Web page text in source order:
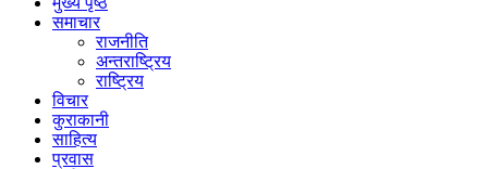
समाचार
राजनीति
अन्तराष्ट्रिय
राष्ट्रिय
विचार
कुराकानी
साहित्य
प्रवास